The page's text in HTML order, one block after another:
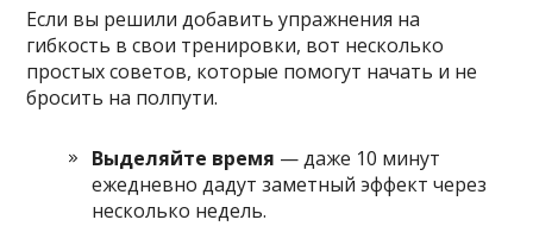
Если вы решили добавить упражнения на
гибкость в свои тренировки, вот несколько
простых советов, которые помогут начать и не
бросить на полпути.
Выделяйте время — даже 10 минут
ежедневно дадут заметный эффект через
несколько недель.